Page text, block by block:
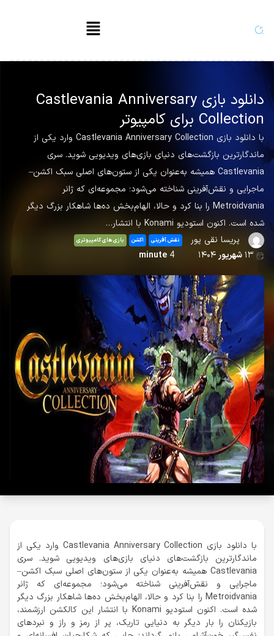
دانلود بازی Castlevania Anniversary
Collection برای کامپیوتر
با دانلود بازی Castlevania Anniversary Collection وارد یکی از
ماندگارترین بازگشت‌های دنیای بازی‌های ویدیویی شوید. سری
Castlevania همیشه به‌عنوان یکی از ستون‌های اصلی سبک اکشن–
ماجرایی و نقش‌آفرینی شناخته می‌شود؛ مجموعه‌ای که ژانر
Metroidvania را بنا کرد و حالا، الهام‌بخش ده‌ها شاهکار بزرگ دیگر
شده است. اکنون استودیو Konami با انتشار…
پریسا نقی پور
نقش آفرینی اکشن بازی های کامپیوتری
۱۳شهریور۱۴۰۴ 4
minute
با دانلود بازی Castlevania Anniversary Collection وارد یکی از
ماندگارترین بازگشت‌های دنیای بازی‌های ویدیویی شوید. سری
Castlevania همیشه به‌عنوان یکی از ستون‌های اصلی سبک اکشن–
ماجرایی و نقش‌آفرینی شناخته می‌شود؛ مجموعه‌ای که ژانر
Metroidvania را بنا کرد و حالا، الهام‌بخش ده‌ها شاهکار بزرگ دیگر
شده است. اکنون استودیو Konami با انتشار این کالکشن ارزشمند،
بازیکنان را بار دیگر به دنیایی تاریک، پر از رمز و راز و نبردهای